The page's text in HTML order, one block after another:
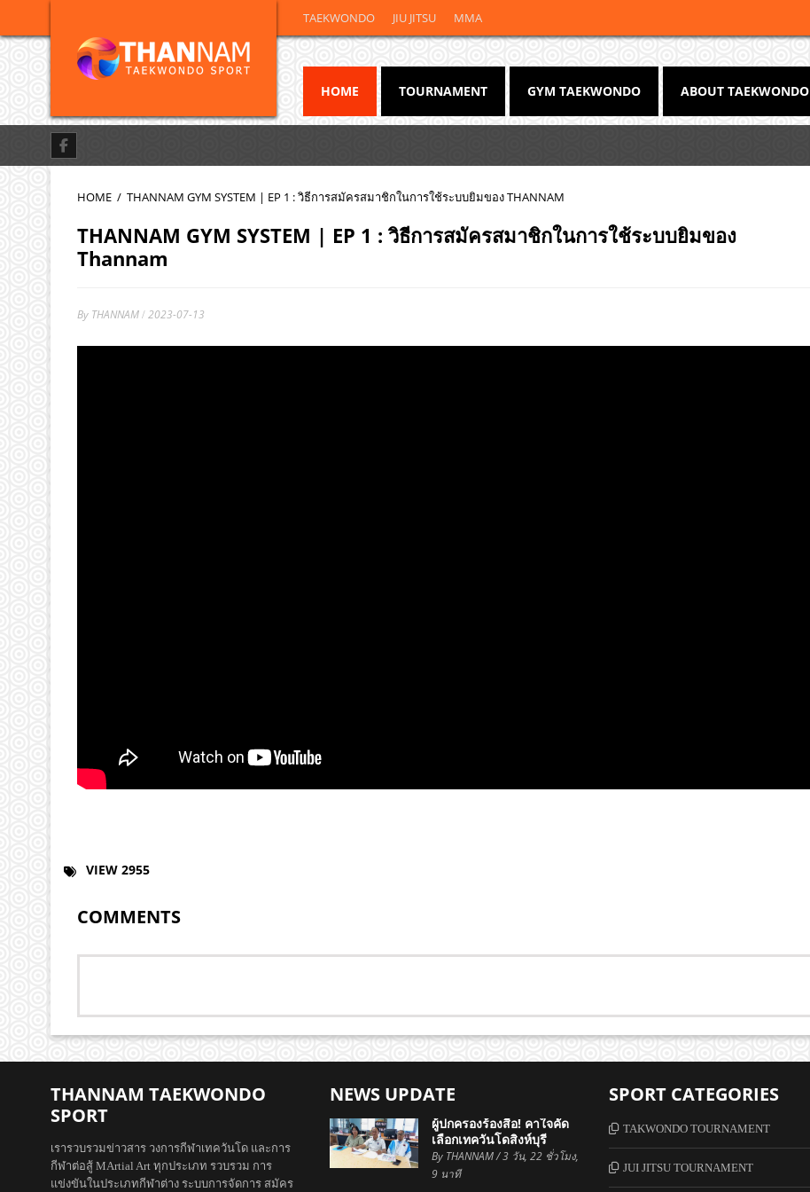
TAEKWONDO JIU JITSU MMA
HOME TOURNAMENT GYM TAEKWONDO ABOUT TAEKWONDO
HOME / THANNAM GYM SYSTEM | EP 1 : วิธีการสมัครสมาชิกในการใช้ระบบยิมของ THANNAM
THANNAM GYM SYSTEM | EP 1 : วิธีการสมัครสมาชิกในการใช้ระบบยิมของ
Thannam
By THANNAM / 2023-07-13
VIEW 2955
COMMENTS
THANNAM TAEKWONDO
SPORT
เรารวบรวมข่าวสาร วงการกีฬาเทควันโด และการ
กีฬาต่อสู้ MArtial Art ทุกประเภท รวบรวม การ
แข่งขันในประเภทกีฬาต่าง ระบบการจัดการ สมัคร
NEWS UPDATE
ผู้ปกครองร้องสื่อ! คาใจคัด
เลือกเทควันโดสิงห์บุรี
By THANNAM/ 3 วัน, 22 ชั่วโมง,
9 นาที
SPORT CATEGORIES
TAKWONDO TOURNAMENT
JUI JITSU TOURNAMENT